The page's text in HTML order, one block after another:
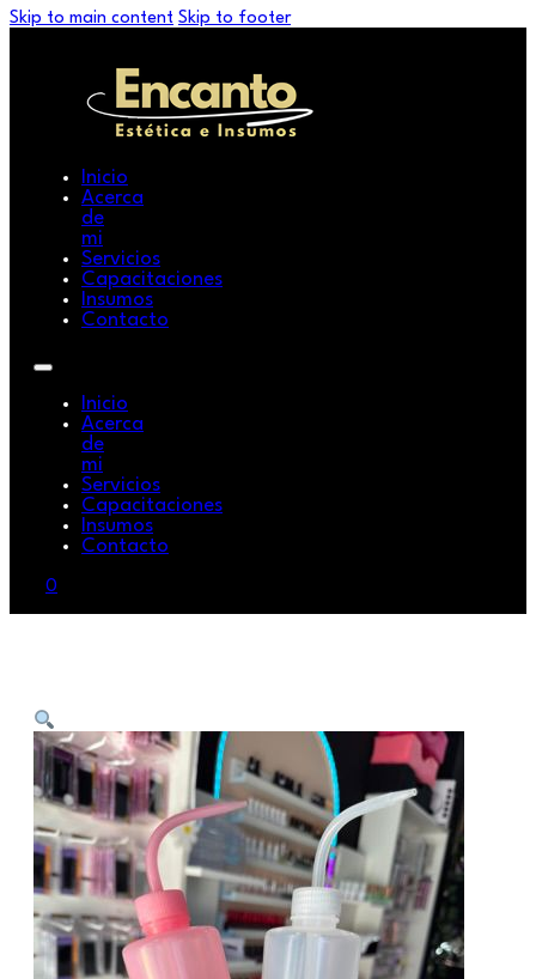
Skip to main content Skip to footer
Inicio
Acerca
de
mi
Servicios
Capacitaciones
Insumos
Contacto
Inicio
Acerca
de
mi
Servicios
Capacitaciones
Insumos
Contacto
0